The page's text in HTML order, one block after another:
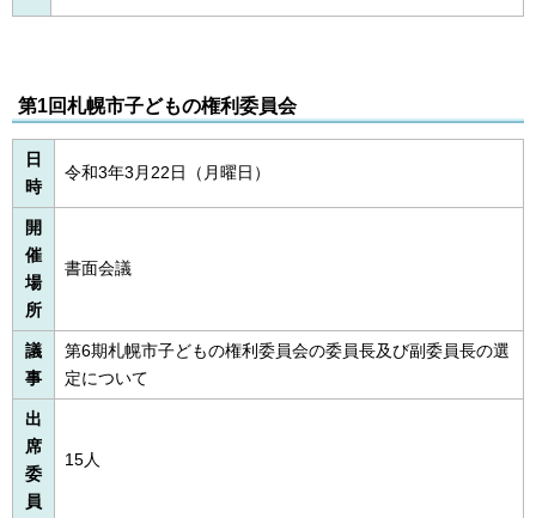
第1回札幌市子どもの権利委員会
日
時
令和3年3月22日（月曜日）
開
催
場
所
書面会議
議
事
第6期札幌市子どもの権利委員会の委員長及び副委員長の選
定について
出
席
委
員
15人